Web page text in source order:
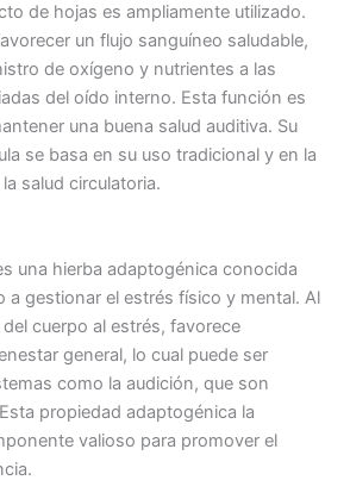
de hojas es ampliamente utilizado.
un flujo sanguíneo saludable,
de oxígeno y nutrientes a las
del oído interno. Esta función es
una buena salud auditiva. Su
se basa en su uso tradicional y en la
salud circulatoria.
una hierba adaptogénica conocida
a gestionar el estrés físico y mental. Al
cuerpo al estrés, favorece
general, lo cual puede ser
como la audición, que son
propiedad adaptogénica la
valioso para promover el